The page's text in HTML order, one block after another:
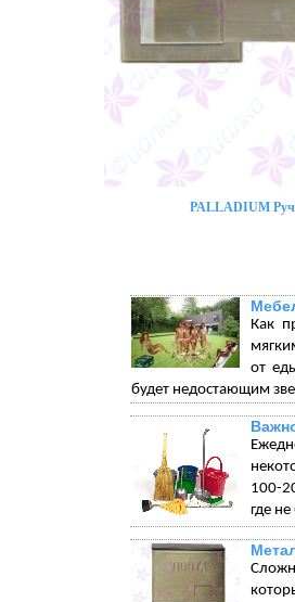
PALLADIUM
Как
от
будет недостающим
100-
где